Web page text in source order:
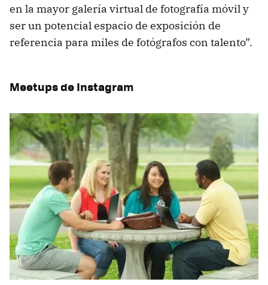
en la mayor galería virtual de fotografía móvil y
ser un potencial espacio de exposición de
referencia para miles de fotógrafos con talento”.
Meetups de Instagram